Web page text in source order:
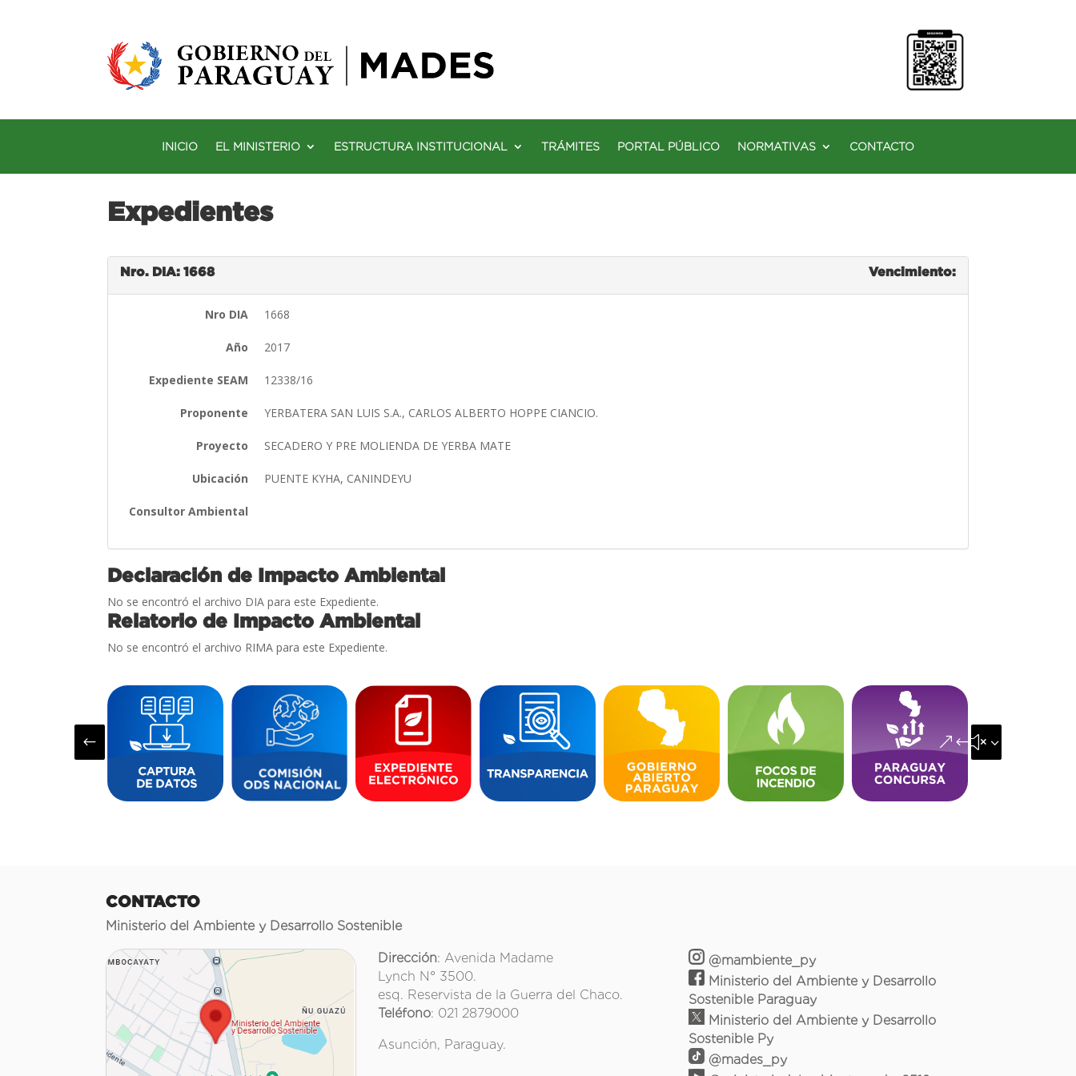
INICIO EL MINISTERIO ESTRUCTURA INSTITUCIONAL TRÁMITES PORTAL PÚBLICO NORMATIVAS CONTACTO
Expedientes
Nro. DIA: 1668 Vencimiento:
Nro DIA 1668
Año 2017
Expediente SEAM 12338/16
Proponente YERBATERA SAN LUIS S.A., CARLOS ALBERTO HOPPE CIANCIO.
Proyecto SECADERO Y PRE MOLIENDA DE YERBA MATE
Ubicación PUENTE KYHA, CANINDEYU
Consultor Ambiental
Declaración de Impacto Ambiental
No se encontró el archivo DIA para este Expediente.
Relatorio de Impacto Ambiental
No se encontró el archivo RIMA para este Expediente.
# &#x35;
CONTACTO
Ministerio del Ambiente y Desarrollo Sostenible
Dirección: Avenida Madame
Lynch N° 3500.
esq. Reservista de la Guerra del Chaco.
Teléfono: 021 2879000
Asunción, Paraguay.
@mambiente_py
Ministerio del Ambiente y Desarrollo
Sostenible Paraguay
Ministerio del Ambiente y Desarrollo
Sostenible Py
@mades_py